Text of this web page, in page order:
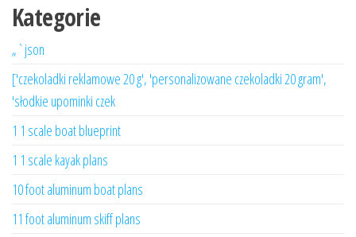
Kategorie
„`json
['czekoladki reklamowe 20 g', 'personalizowane czekoladki 20 gram',
'słodkie upominki czek
1 1 scale boat blueprint
1 1 scale kayak plans
10 foot aluminum boat plans
11 foot aluminum skiff plans